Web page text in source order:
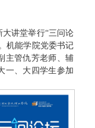
大讲堂举行“三问论
机能学院党委书记
主管仇芳老师、辅
一、大四学生参加